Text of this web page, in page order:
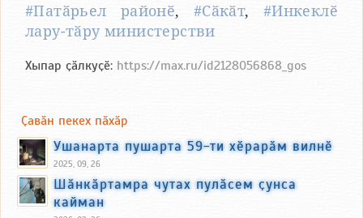
#Патӑрьел районӗ, #Сӑкӑт, #Инкеклӗ
лару-тӑру министерстви
Хыпар ҫӑлкуҫӗ: https://max.ru/id2128056868_gos
Ҫавӑн пекех пӑхӑр
Ушанарта пушарта 59-ти хӗрарӑм вилнӗ
2025, 09, 26
Шӑнкӑртамра чутах пулӑсем ҫунса
кайман